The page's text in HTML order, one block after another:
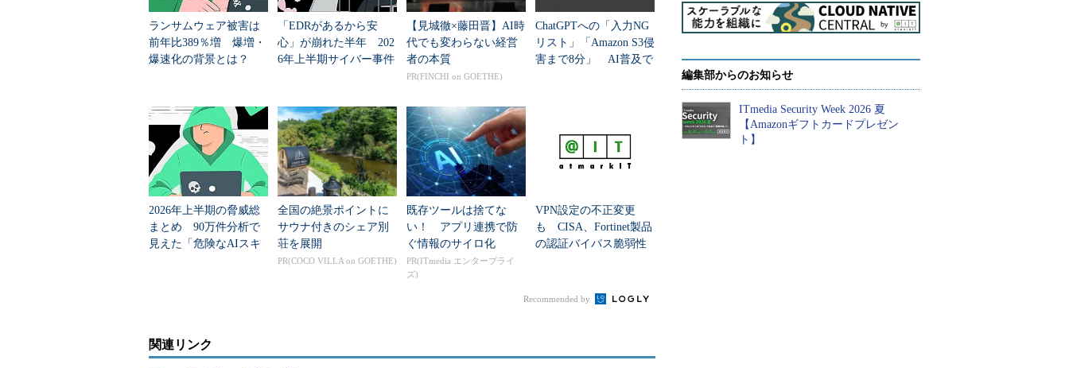
ランサムウェア被害は
前年比389％増 爆増・
爆速化の背景とは？
「EDRがあるから安
心」が崩れた半年 202
6年上半期サイバー事件
【見城徹×藤田晋】AI時
代でも変わらない経営
者の本質
PR(FINCHI on GOETHE)
ChatGPTへの「入力NG
リスト」「Amazon S3侵
害まで8分」 AI普及で
2026年上半期の脅威総
まとめ 90万件分析で
見えた「危険なAIスキ
全国の絶景ポイントに
サウナ付きのシェア別
荘を展開
PR(COCO VILLA on GOETHE)
既存ツールは捨てな
い！ アプリ連携で防
ぐ情報のサイロ化
PR(ITmedia エンタープライ
ズ)
VPN設定の不正変更
も CISA、Fortinet製品
の認証バイパス脆弱性
Recommended by
関連リンク
編集部からのお知らせ
ITmedia Security Week 2026 夏
【Amazonギフトカードプレゼン
ト】